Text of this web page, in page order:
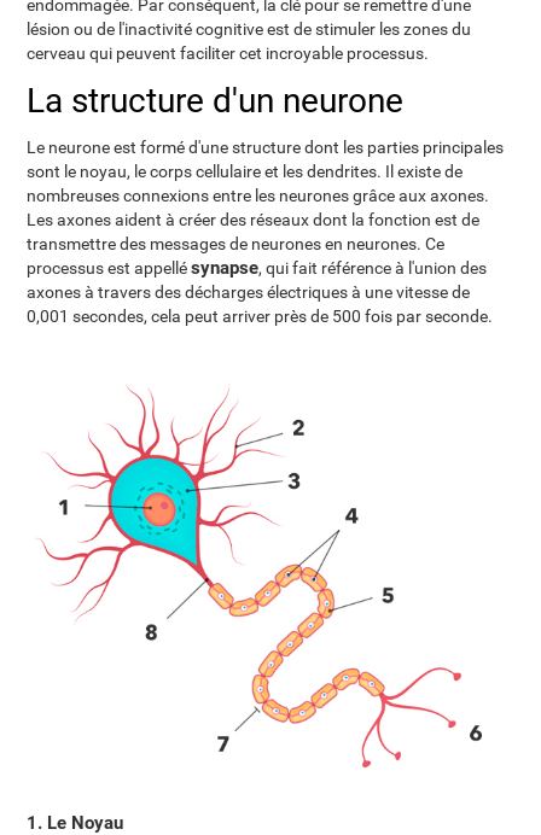
endommagée. Par conséquent, la clé pour se remettre d'une
lésion ou de l'inactivité cognitive est de stimuler les zones du
cerveau qui peuvent faciliter cet incroyable processus.
La structure d'un neurone
Le neurone est formé d'une structure dont les parties principales
sont le noyau, le corps cellulaire et les dendrites. Il existe de
nombreuses connexions entre les neurones grâce aux axones.
Les axones aident à créer des réseaux dont la fonction est de
transmettre des messages de neurones en neurones. Ce
processus est appellésynapse, qui fait référence à l'union des
axones à travers des décharges électriques à une vitesse de
0,001 secondes, cela peut arriver près de 500 fois par seconde.
1. Le Noyau